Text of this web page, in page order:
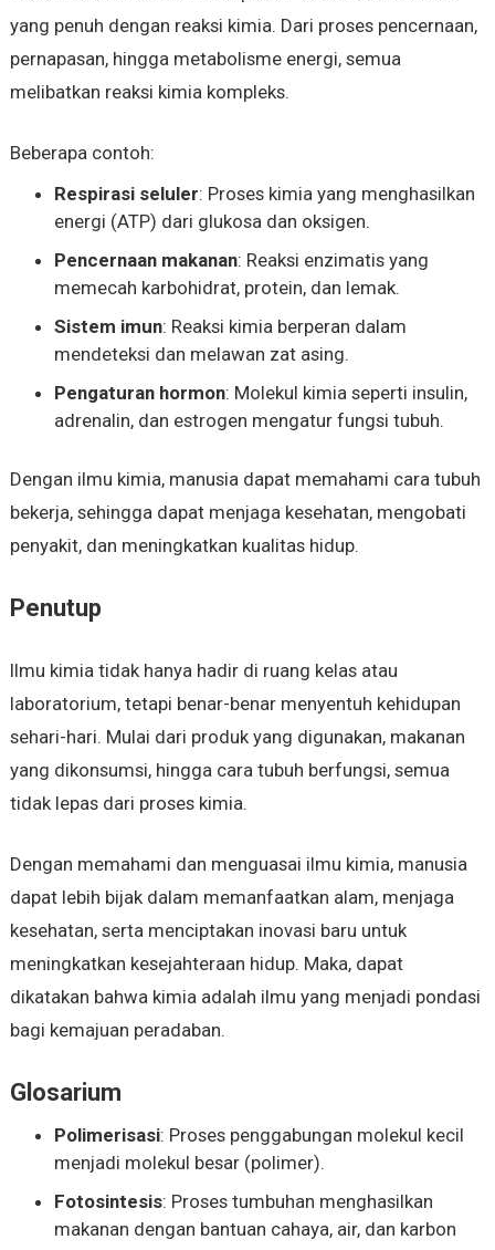
yang penuh dengan reaksi kimia. Dari proses pencernaan,
pernapasan, hingga metabolisme energi, semua
melibatkan reaksi kimia kompleks.
Beberapa contoh:
Respirasi seluler: Proses kimia yang menghasilkan
energi (ATP) dari glukosa dan oksigen.
Pencernaan makanan: Reaksi enzimatis yang
memecah karbohidrat, protein, dan lemak.
Sistem imun: Reaksi kimia berperan dalam
mendeteksi dan melawan zat asing.
Pengaturan hormon: Molekul kimia seperti insulin,
adrenalin, dan estrogen mengatur fungsi tubuh.
Dengan ilmu kimia, manusia dapat memahami cara tubuh
bekerja, sehingga dapat menjaga kesehatan, mengobati
penyakit, dan meningkatkan kualitas hidup.
Penutup
Ilmu kimia tidak hanya hadir di ruang kelas atau
laboratorium, tetapi benar-benar menyentuh kehidupan
sehari-hari. Mulai dari produk yang digunakan, makanan
yang dikonsumsi, hingga cara tubuh berfungsi, semua
tidak lepas dari proses kimia.
Dengan memahami dan menguasai ilmu kimia, manusia
dapat lebih bijak dalam memanfaatkan alam, menjaga
kesehatan, serta menciptakan inovasi baru untuk
meningkatkan kesejahteraan hidup. Maka, dapat
dikatakan bahwa kimia adalah ilmu yang menjadi pondasi
bagi kemajuan peradaban.
Glosarium
Polimerisasi: Proses penggabungan molekul kecil
menjadi molekul besar (polimer).
Fotosintesis: Proses tumbuhan menghasilkan
makanan dengan bantuan cahaya, air, dan karbon